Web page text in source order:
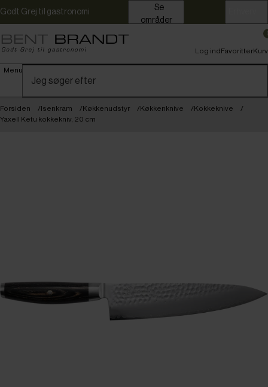
Godt Grej til gastronomi
områder
Menu
Log indFavoritterKurv
Forsiden Isenkram Køkkenudstyr Køkkenknive
Kokkeknive
Yaxell Ketu kokkekniv, 20 cm